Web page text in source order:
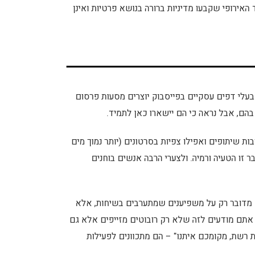
שקבעו מדיניות ברורה בנושא פרטיות ואינן
דפים עסקיים בפייסבוק יוצרים מסעות פרסום
בהם, אבל נראה כי הם יישארו כאן לתמיד.
שיתופים ואפילו צפיות בסרטונים (יותר נמוך מים
הטעיה ורמיה. ולצערי הרבה אנשים בוחנים
מדובר רק על משפיענים שמתערבים בשיחות, אלא
מודעים לזה שלא רק רובוטים מזייפים אלא גם
מקומכם איתנו" – הם מתכוונים לפעילות